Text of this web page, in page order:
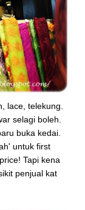
lace, telekung.
selagi boleh.
buka kedai.
untuk first
Tapi kena
penjual kat